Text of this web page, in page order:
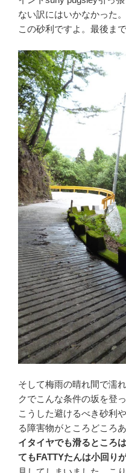
ない訳にはいかなかった
この砂利ですよ。最後ま
そして梅雨の晴れ間で濡
クでこんな条件の坂を登
こうした避けるべき砂利
る障害物がところどころ
イタイヤでも滑るところ
てもFATTYたんは小回り